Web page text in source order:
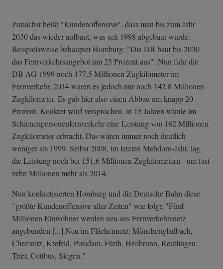
Zunächst heißt "Kundenoffensive", dass man bis zum Jahr
2030 das wieder aufbaut, was seit 1998 abgebaut wurde.
Beispielsweise behauptet Homburg: "Die DB baut bis 2030
das Fernverkehrsangebot um 25 Prozent aus". Nun fuhr die
DB AG 1999 noch 177,5 Millionen Zugkilometer im
Fernverkehr, 2014 waren es jedoch nur noch 142,8 Millionen
Zugkilometer. Es gab hier also einen Abbau um knapp 20
Prozent. Konkret wird versprochen, in 15 Jahren würde im
Schienenpersonenfernverkehr eine Leistung von 162 Millionen
Zugkilometer erbracht. Das wären immer noch deutlich
weniger als 1999. Selbst 2008, im letzten Mehdorn-Jahr, lag
die Leistung noch bei 151,6 Millionen Zugkilometern - um fast
zehn Millionen mehr als 2014.
Nun konkretisierten Homburg und die Deutsche Bahn diese
"größte Kundenoffensive aller Zeiten" wie folgt: "Fünf
Millionen Einwohner werden neu ans Fernverkehrsnetz
angebunden [...] Neu im Flächennetz: Mönchengladbach,
Chemnitz, Krefeld, Potsdam, Fürth, Heilbronn, Reutlingen,
Trier, Cottbus, Siegen."